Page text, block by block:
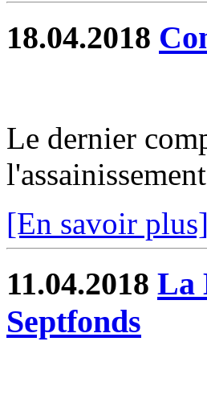
18.04.2018
Le dernier
[En savoir plus]
11.04.2018 La
Septfonds